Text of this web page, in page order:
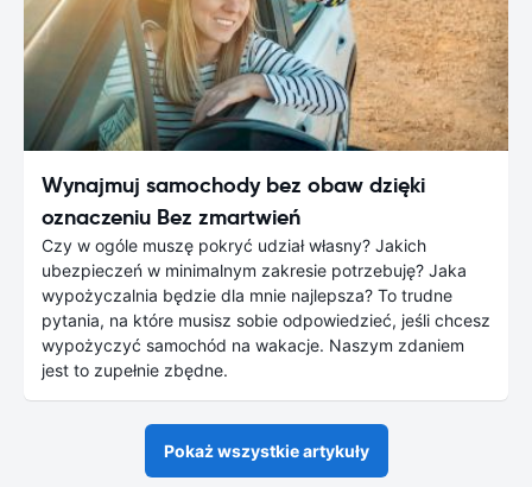
Wynajmuj samochody bez obaw dzięki
oznaczeniu Bez zmartwień
Czy w ogóle muszę pokryć udział własny? Jakich
ubezpieczeń w minimalnym zakresie potrzebuję? Jaka
wypożyczalnia będzie dla mnie najlepsza? To trudne
pytania, na które musisz sobie odpowiedzieć, jeśli chcesz
wypożyczyć samochód na wakacje. Naszym zdaniem
jest to zupełnie zbędne.
Pokaż wszystkie artykuły